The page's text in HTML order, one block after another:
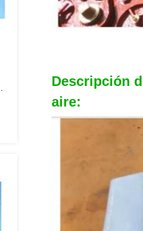
Descripción
aire: